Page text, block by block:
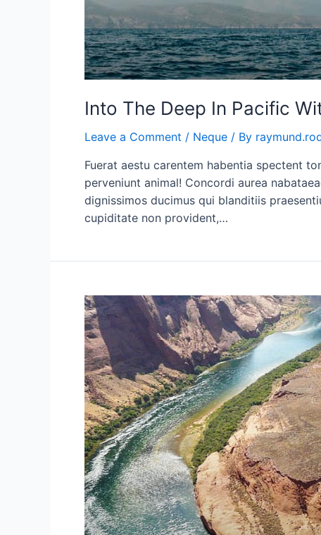
Into The Deep In Pacific
Leave a Comment / Neque / By
Fuerat aestu carentem habentia spectent
perveniunt animal! Concordi aurea
dignissimos ducimus qui blanditiis
cupiditate non provident,…